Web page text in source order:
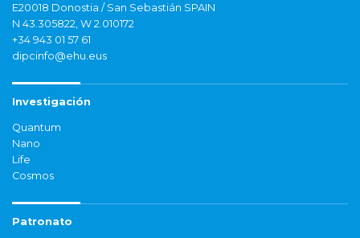
E20018 Donostia / San Sebastián SPAIN
N 43.305822, W 2.010172
+34 943 01 57 61
dipcinfo@ehu.eus
Investigación
Quantum
Nano
Life
Cosmos
Patronato